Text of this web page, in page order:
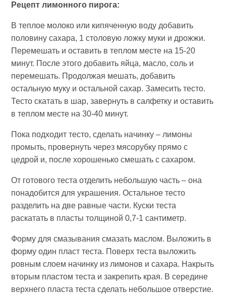
Рецепт лимонного пирога:
В теплое молоко или кипяченную воду добавить
половину сахара, 1 столовую ложку муки и дрожжи.
Перемешать и оставить в теплом месте на 15-20
минут. После этого добавить яйца, масло, соль и
перемешать. Продолжая мешать, добавить
остальную муку и остальной сахар. Замесить тесто.
Тесто скатать в шар, завернуть в салфетку и оставить
в теплом месте на 30-40 минут.
Пока подходит тесто, сделать начинку – лимоны
промыть, провернуть через мясорубку прямо с
цедрой и, после хорошенько смешать с сахаром.
От готового теста отделить небольшую часть – она
понадобится для украшения. Остальное тесто
разделить на две равные части. Куски теста
раскатать в пласты толщиной 0,7-1 сантиметр.
Форму для смазывания смазать маслом. Выложить в
форму один пласт теста. Поверх теста выложить
ровным слоем начинку из лимонов и сахара. Накрыть
вторым пластом теста и закрепить края. В середине
верхнего пласта теста сделать небольшое отверстие.